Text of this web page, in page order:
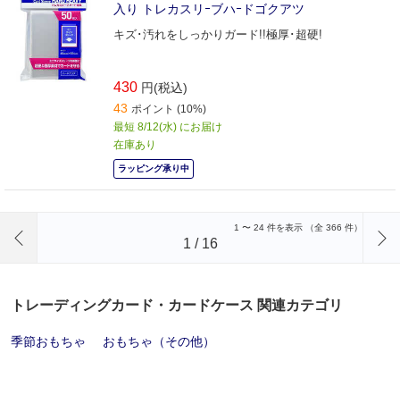
入り トレカスリｰブハｰドゴクアツ
キズ･汚れをしっかりガード!!極厚･超硬!
430 円(税込)
43 ポイント (10%)
最短 8/12(水) にお届け
在庫あり
ラッピング承り中
1 〜 24 件を表示 （全 366 件）
1 / 16
トレーディングカード・カードケース 関連カテゴリ
季節おもちゃ おもちゃ（その他）